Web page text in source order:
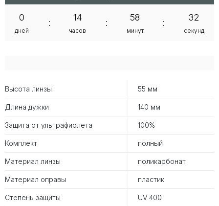
Высота линзы 55 мм
Длина дужки 140 мм
Защита от ультрафиолета 100%
Комплект полный
Материал линзы поликарбонат
Материал оправы пластик
Степень защиты UV 400
0
дней
:
14
часов
:
58
минут
:
31
секунд